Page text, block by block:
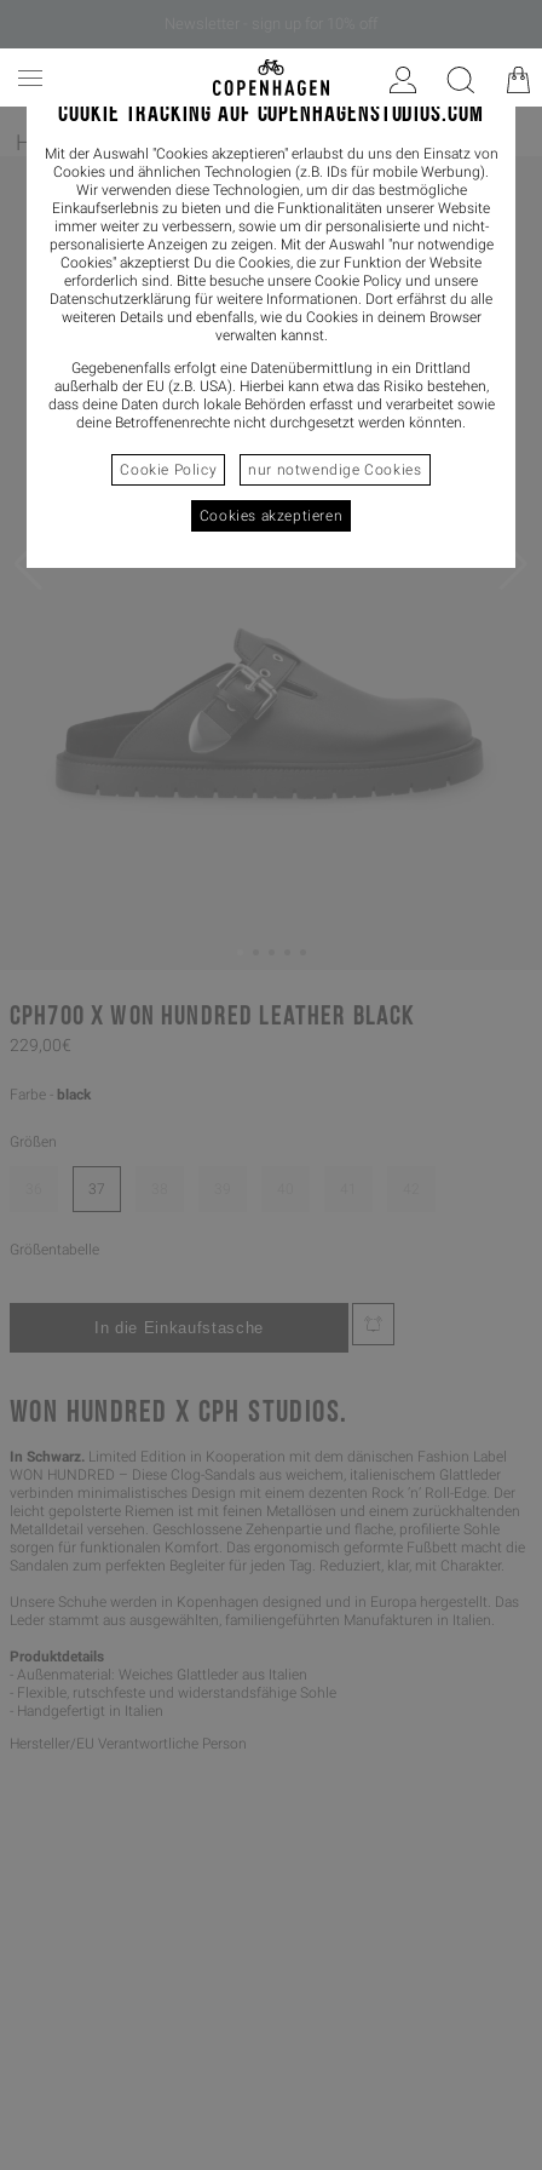
COOKIE TRACKING AUF COPENHAGENSTUDIOS.COM
Mit der Auswahl "Cookies akzeptieren" erlaubst du uns den Einsatz von
Cookies und ähnlichen Technologien (z.B. IDs für mobile Werbung).
Wir verwenden diese Technologien, um dir das bestmögliche
Einkaufserlebnis zu bieten und die Funktionalitäten unserer Website
immer weiter zu verbessern, sowie um dir personalisierte und nicht-
personalisierte Anzeigen zu zeigen. Mit der Auswahl "nur notwendige
Cookies" akzeptierst Du die Cookies, die zur Funktion der Website
erforderlich sind. Bitte besuche unsere Cookie Policy und unsere
Datenschutzerklärung für weitere Informationen. Dort erfährst du alle
weiteren Details und ebenfalls, wie du Cookies in deinem Browser
verwalten kannst.
Gegebenenfalls erfolgt eine Datenübermittlung in ein Drittland
außerhalb der EU (z.B. USA). Hierbei kann etwa das Risiko bestehen,
dass deine Daten durch lokale Behörden erfasst und verarbeitet sowie
deine Betroffenenrechte nicht durchgesetzt werden könnten.
Cookie Policy nur notwendige Cookies
Cookies akzeptieren
Home / Damen/ Slider
CPH700 x Won Hundred leather black
229,00€
Farbe - black
Größen
37
Größentabelle
WON HUNDRED X CPH STUDIOS.
In Schwarz. Limited Edition in Kooperation mit dem dänischen Fashion Label
WON HUNDRED – Diese Clog-Sandals aus weichem, italienischem Glattleder
verbinden minimalistisches Design mit einem dezenten Rock ’n’ Roll-Edge. Der
leicht gepolsterte Riemen ist mit feinen Metallösen und einem zurückhaltenden
Metalldetail versehen. Geschlossene Zehenpartie und flache, profilierte Sohle
sorgen für funktionalen Komfort. Das ergonomisch geformte Fußbett macht die
Sandalen zum perfekten Begleiter für jeden Tag. Reduziert, klar, mit Charakter.
Unsere Schuhe werden in Kopenhagen designed und in Europa hergestellt. Das
Leder stammt aus ausgewählten, familiengeführten Manufakturen in Italien.
Produktdetails
- Außenmaterial: Weiches Glattleder aus Italien
- Flexible, rutschfeste und widerstandsfähige Sohle
- Handgefertigt in Italien
Hersteller/EU Verantwortliche Person